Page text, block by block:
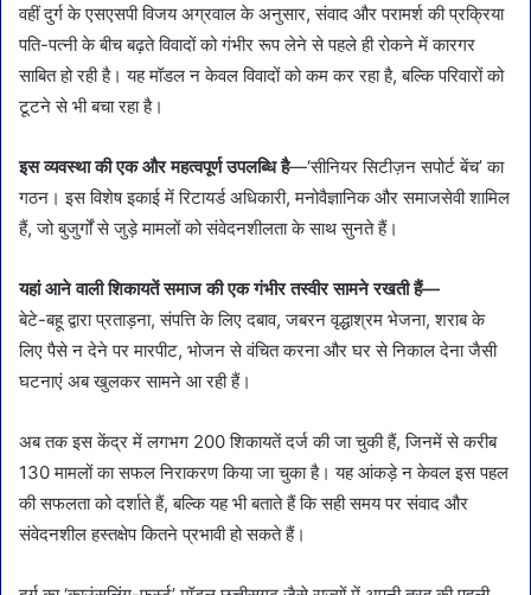
वहीं दुर्ग के एसएसपी विजय अग्रवाल के अनुसार, संवाद और परामर्श की प्रक्रिया
पति-पत्नी के बीच बढ़ते विवादों को गंभीर रूप लेने से पहले ही रोकने में कारगर
साबित हो रही है। यह मॉडल न केवल विवादों को कम कर रहा है, बल्कि परिवारों को
टूटने से भी बचा रहा है।
इस व्यवस्था की एक और महत्वपूर्ण उपलब्धि है—‘सीनियर सिटीज़न सपोर्ट बेंच’ का
गठन। इस विशेष इकाई में रिटायर्ड अधिकारी, मनोवैज्ञानिक और समाजसेवी शामिल
हैं, जो बुजुर्गों से जुड़े मामलों को संवेदनशीलता के साथ सुनते हैं।
यहां आने वाली शिकायतें समाज की एक गंभीर तस्वीर सामने रखती हैं—
बेटे-बहू द्वारा प्रताड़ना, संपत्ति के लिए दबाव, जबरन वृद्धाश्रम भेजना, शराब के
लिए पैसे न देने पर मारपीट, भोजन से वंचित करना और घर से निकाल देना जैसी
घटनाएं अब खुलकर सामने आ रही हैं।
अब तक इस केंद्र में लगभग 200 शिकायतें दर्ज की जा चुकी हैं, जिनमें से करीब
130 मामलों का सफल निराकरण किया जा चुका है। यह आंकड़े न केवल इस पहल
की सफलता को दर्शाते हैं, बल्कि यह भी बताते हैं कि सही समय पर संवाद और
संवेदनशील हस्तक्षेप कितने प्रभावी हो सकते हैं।